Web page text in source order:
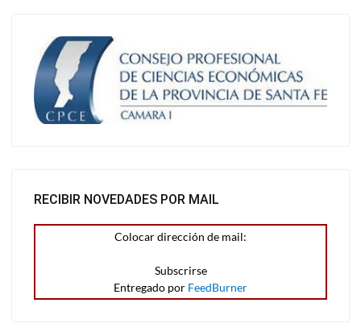
RECIBIR NOVEDADES POR MAIL
Colocar dirección de mail:
Entregado por FeedBurner